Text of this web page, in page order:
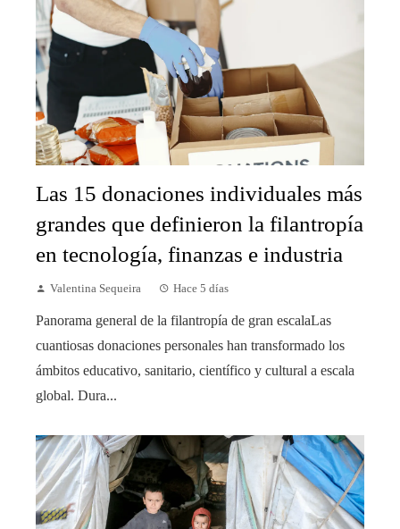
Las 15 donaciones individuales más
grandes que definieron la filantropía
en tecnología, finanzas e industria
Valentina Sequeira Hace 5 días
Panorama general de la filantropía de gran escalaLas
cuantiosas donaciones personales han transformado los
ámbitos educativo, sanitario, científico y cultural a escala
global. Dura...